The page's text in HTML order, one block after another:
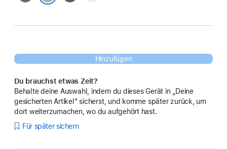
Hinzufügen
Du brauchst etwas Zeit?
Behalte deine Auswahl, indem du dieses Gerät in „Deine
gesicherten Artikel“ sicherst, und komme später zurück, um
dort weiterzumachen, wo du aufgehört hast.
Für später sichern